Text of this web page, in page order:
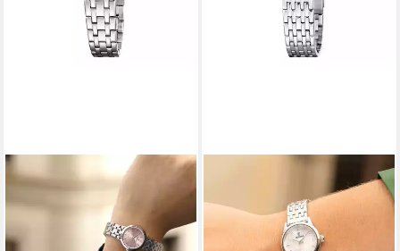
FESTINA
Quarzuhr Mademoiselle
F20746_2, Armbanduhr,
Damenuhr, Edelstahlarmband,
Quarzuhr Mademoiselle
F20749_1, Armbanduhr,
Damenuhr, Edelstahlarmband,